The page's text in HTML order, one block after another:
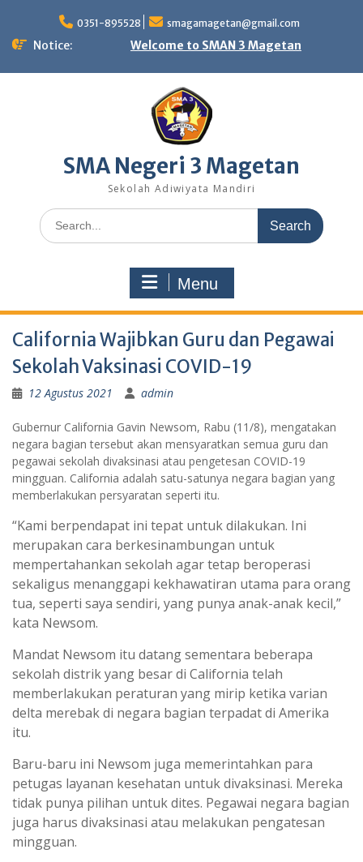
content
0351-895528 smagamagetan@gmail.com
Notice: Welcome to SMAN 3 Magetan
SMA Negeri 3 Magetan
Sekolah Adiwiyata Mandiri
Search
for:
Menu
California Wajibkan Guru dan Pegawai
Sekolah Vaksinasi COVID-19
12 Agustus 2021 admin
Gubernur California Gavin Newsom, Rabu (11/8), mengatakan
negara bagian tersebut akan mensyaratkan semua guru dan
pegawai sekolah divaksinasi atau pengetesan COVID-19
mingguan. California adalah satu-satunya negara bagian yang
memberlakukan persyaratan seperti itu.
“Kami berpendapat ini tepat untuk dilakukan. Ini
merupakan cara berkesinambungan untuk
mempertahankan sekolah agar tetap beroperasi
sekaligus menanggapi kekhawatiran utama para orang
tua, seperti saya sendiri, yang punya anak-anak kecil,”
kata Newsom.
Mandat Newsom itu datang sementara beberapa
sekolah distrik yang besar di California telah
memberlakukan peraturan yang mirip ketika varian
delta merebak di negara bagian terpadat di Amerika
itu.
Baru-baru ini Newsom juga memerintahkan para
petugas layanan kesehatan untuk divaksinasi. Mereka
tidak punya pilihan untuk dites. Pegawai negara bagian
juga harus divaksinasi atau melakukan pengatesan
mingguan.